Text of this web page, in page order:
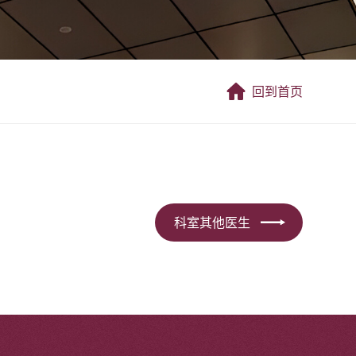
回到首页
科室其他医生